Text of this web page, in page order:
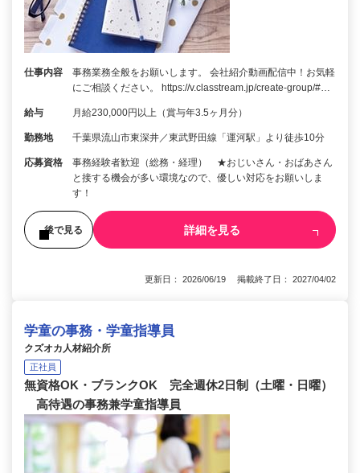
仕事内容
事務業務全般をお願いします。 会社紹介動画配信中！お気軽
にご相談ください。 https://v.classtream.jp/create-group/#…
給与 月給230,000円以上（賞与年3.5ヶ月分）
勤務地 千葉県流山市東深井／東武野田線「運河駅」より徒歩10分
応募資格
事務経験者歓迎（総務・経理） ★おじいさん・おばあさん
と接する機会が多い環境なので、優しい対応をお願いしま
す！
後で見る 詳細を見る
更新日： 2026/06/19 掲載終了日： 2027/04/02
学童の事務・学童指導員
クズオカ人材紹介所
正社員
無資格OK・ブランクOK 完全週休2日制（土曜・日曜）
高待遇の事務兼学童指導員